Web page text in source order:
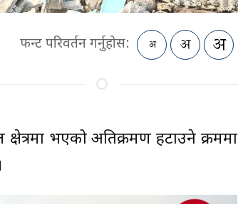
फन्ट परिवर्तन गर्नुहोस:
क्षेत्रमा भएको अतिक्रमण हटाउने क्रममा